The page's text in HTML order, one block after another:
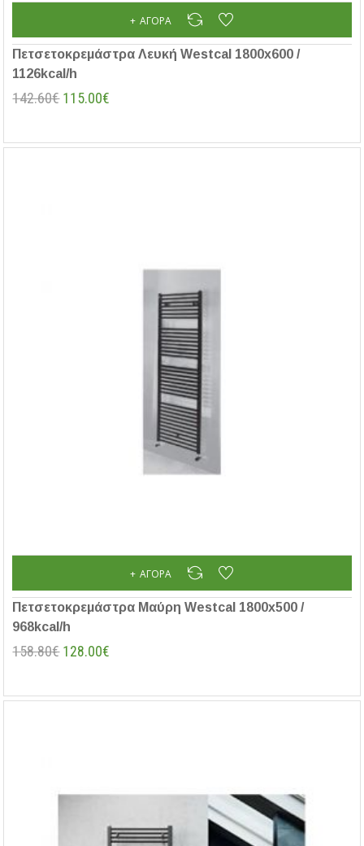
Πετσετοκρεμάστρα Λευκή Westcal 1800x600 /
1126kcal/h
142.60€ 115.00€
ΑΓΟΡΆ
Πετσετοκρεμάστρα Μαύρη Westcal 1800x500 /
968kcal/h
158.80€ 128.00€
ΑΓΟΡΆ